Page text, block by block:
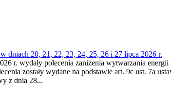
dniach 20, 21, 22, 23, 24, 25, 26 i 27 lipca 2026 r.
r. wydały polecenia zaniżenia wytwarzania
zostały wydane na podstawie art. 9c ust. 7a
z dnia 28...